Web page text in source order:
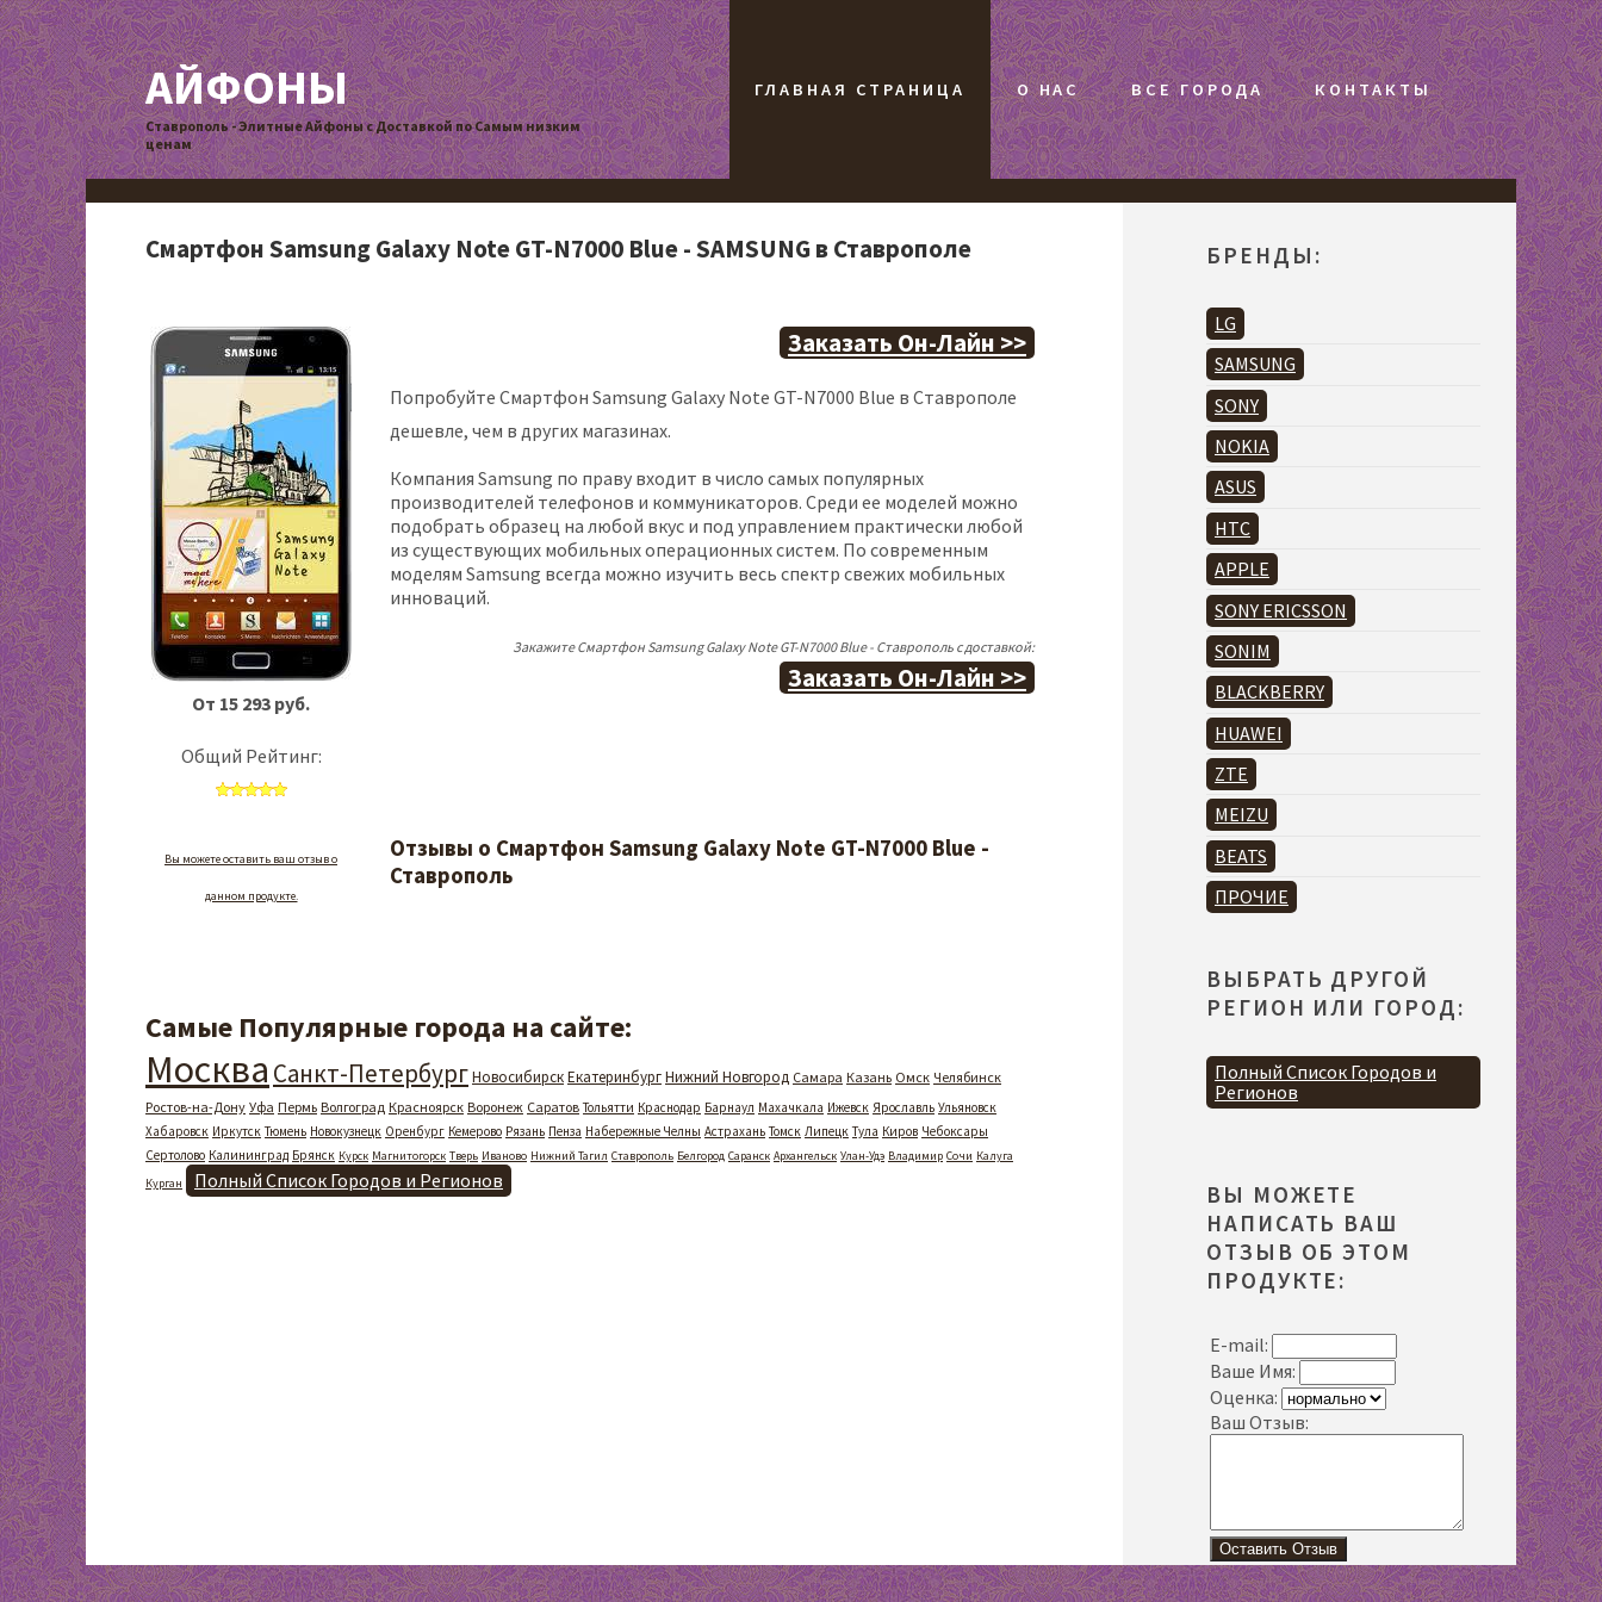
АЙФОНЫ
Ставрополь - Элитные Айфоны с Доставкой по Самым низким
ценам
ГЛАВНАЯ СТРАНИЦА О НАС ВСЕ ГОРОДА КОНТАКТЫ
Смартфон Samsung Galaxy Note GT-N7000 Blue - SAMSUNG в Ставрополе
От 15 293 руб.
Общий Рейтинг:
Вы можете оставить ваш отзыв о
данном продукте.
Заказать Он-Лайн >>
Попробуйте Смартфон Samsung Galaxy Note GT-N7000 Blue в Ставрополе
дешевле, чем в других магазинах.
Компания Samsung по праву входит в число самых популярных
производителей телефонов и коммуникаторов. Среди ее моделей можно
подобрать образец на любой вкус и под управлением практически любой
из существующих мобильных операционных систем. По современным
моделям Samsung всегда можно изучить весь спектр свежих мобильных
инноваций.
Закажите Смартфон Samsung Galaxy Note GT-N7000 Blue - Ставрополь с доставкой:
Заказать Он-Лайн >>
Отзывы о Смартфон Samsung Galaxy Note GT-N7000 Blue -
Ставрополь
Самые Популярные города на сайте:
Москва Санкт-ПетербургНовосибирскЕкатеринбургНижний Новгород Самара Казань Омск Челябинск
Ростов-на-Дону Уфа Пермь Волгоград Красноярск Воронеж Саратов Тольятти Краснодар Барнаул Махачкала Ижевск Ярославль Ульяновск
Хабаровск Иркутск Тюмень Новокузнецк Оренбург Кемерово Рязань Пенза Набережные Челны Астрахань Томск Липецк Тула Киров Чебоксары
Сертолово Калининград Брянск Курск Магнитогорск Тверь Иваново Нижний Тагил Ставрополь Белгород Саранск Архангельск Улан-Удэ Владимир Сочи Калуга
Курган
Полный Список Городов и Регионов
БРЕНДЫ:
LG
SAMSUNG
SONY
NOKIA
ASUS
HTC
APPLE
SONY ERICSSON
SONIM
BLACKBERRY
HUAWEI
ZTE
MEIZU
BEATS
ПРОЧИЕ
ВЫБРАТЬ ДРУГОЙ
РЕГИОН ИЛИ ГОРОД:
Полный Список Городов и
Регионов
ВЫ МОЖЕТЕ
НАПИСАТЬ ВАШ
ОТЗЫВ ОБ ЭТОМ
ПРОДУКТЕ:
E-mail:
Ваше Имя:
Оценка:
Ваш Отзыв: